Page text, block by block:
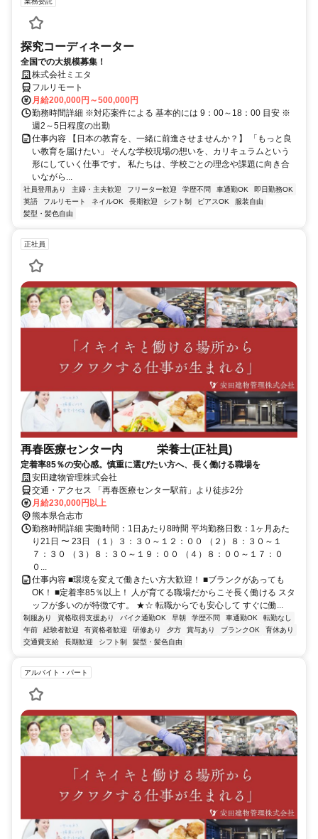
探究コーディネーター
全国での大規模募集！
株式会社ミエタ
フルリモート
月給200,000円～500,000円
勤務時間詳細 ※対応案件による 基本的には 9：00～18：00 目安 ※
週2～5日程度の出勤
仕事内容 【日本の教育を、一緒に前進させませんか？】 「もっと良
い教育を届けたい」 そんな学校現場の想いを、カリキュラムという
形にしていく仕事です。 私たちは、学校ごとの理念や課題に向き合
いながら...
社員登用あり 主婦・主夫歓迎 フリーター歓迎 学歴不問 車通勤OK
即日勤務OK
英語
フルリモート ネイルOK 長期歓迎 シフト制 ピアスOK
服装自由
髪型・髪色自由
正社員
再春医療センター内 栄養士(正社員)
定着率85％の安心感。慎重に選びたい方へ、長く働ける職場を
安田建物管理株式会社
交通・アクセス 「再春医療センター駅前」より徒歩2分
月給230,000円以上
熊本県合志市
勤務時間詳細 実働時間：1日あたり8時間 平均勤務日数：1ヶ月あた
り21日 〜 23日 （１）３：３０～１２：００ （２）８：３０～１
７：３０ （３）８：３０～１９：００ （４）８：００～１７：０
０...
仕事内容 ■環境を変えて働きたい方大歓迎！ ■ブランクがあっても
OK！ ■定着率85％以上！ 人が育てる職場だからこそ長く働ける スタ
ッフが多いのが特徴です。 ★☆ 転職からでも安心して すぐに働...
制服あり 資格取得支援あり バイク通勤OK 早朝 学歴不問 車通勤OK
転勤なし
午前
経験者歓迎 有資格者歓迎 研修あり 夕方 賞与あり ブランクOK
育休あり
交通費支給
長期歓迎 シフト制 髪型・髪色自由
アルバイト・パート